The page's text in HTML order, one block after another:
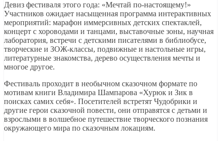
Девиз фестиваля этого года: «Мечтай по-настоящему!»
Участников ожидает насыщенная программа интерактивных
мероприятий: марафон иммерсивных детских спектаклей,
концерт с хороводами и танцами, выставочные зоны, научная
лаборатория, встречи с детскими писателями в библиобусе,
творческие и ЗОЖ-классы, подвижные и настольные игры,
литературные знакомства, дерево осуществления мечты и
многое другое.
Фестиваль проходит в необычном сказочном формате по
мотивам книги Владимира Шампарова «Хурюк и Зик в
поисках самих себя». Посетителей встретят Чудобрики и
другие герои сказочной повести, они отправятся с детьми и
взрослыми в волшебное путешествие творческого познания
окружающего мира по сказочным локациям.